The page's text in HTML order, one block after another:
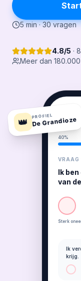
5 min · 30 vragen
4.8/5 ·
Meer dan
40%
VRAAG
Ik
van
Sterk
Ik
krijg.
👑 PROFIEL
De Grandioze